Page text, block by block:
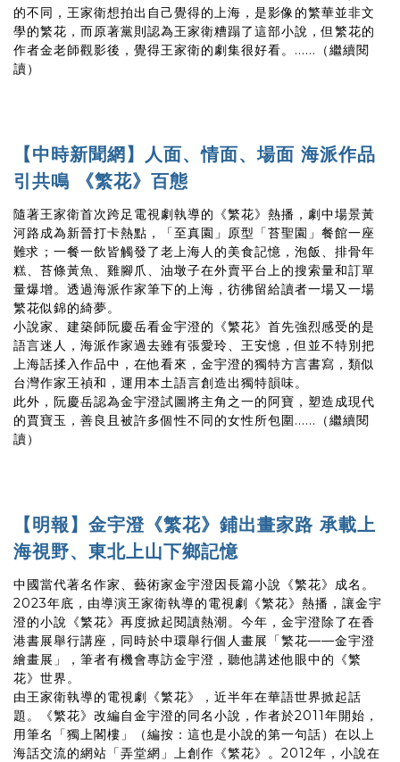
的不同，王家衛想拍出自己覺得的上海，是影像的繁華並非文
學的繁花，而原著黨則認為王家衛糟蹋了這部小說，但繁花的
作者金老師觀影後，覺得王家衛的劇集很好看。......（繼續閱
讀）
【中時新聞網】人面、情面、場面 海派作品
引共鳴 《繁花》百態
隨著王家衛首次跨足電視劇執導的《繁花》熱播，劇中場景黃
河路成為新晉打卡熱點，「至真園」原型「苔聖園」餐館一座
難求；一餐一飲皆觸發了老上海人的美食記憶，泡飯、排骨年
糕、苔條黃魚、雞腳爪、油墩子在外賣平台上的搜索量和訂單
量爆增。透過海派作家筆下的上海，彷彿留給讀者一場又一場
繁花似錦的綺夢。
小說家、建築師阮慶岳看金宇澄的《繁花》首先強烈感受的是
語言迷人，海派作家過去雖有張愛玲、王安憶，但並不特別把
上海話揉入作品中，在他看來，金宇澄的獨特方言書寫，類似
台灣作家王禎和，運用本土語言創造出獨特韻味。
此外，阮慶岳認為金宇澄試圖將主角之一的阿寶，塑造成現代
的賈寶玉，善良且被許多個性不同的女性所包圍......（繼續閱
讀）
【明報】金宇澄《繁花》鋪出畫家路 承載上
海視野、東北上山下鄉記憶
中國當代著名作家、藝術家金宇澄因長篇小說《繁花》成名。
2023年底，由導演王家衛執導的電視劇《繁花》熱播，讓金宇
澄的小說《繁花》再度掀起閱讀熱潮。今年，金宇澄除了在香
港書展舉行講座，同時於中環舉行個人畫展「繁花——金宇澄
繪畫展」，筆者有機會專訪金宇澄，聽他講述他眼中的《繁
花》世界。
由王家衛執導的電視劇《繁花》，近半年在華語世界掀起話
題。《繁花》改編自金宇澄的同名小說，作者於2011年開始，
用筆名「獨上閣樓」（編按：這也是小說的第一句話）在以上
海話交流的網站「弄堂網」上創作《繁花》。2012年，小說在